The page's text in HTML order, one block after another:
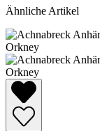
Ähnliche Artikel